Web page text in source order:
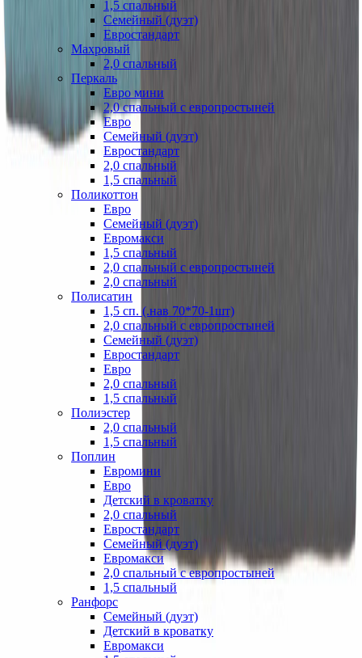
1,5 спальный
Семейный (дуэт)
Евростандарт
Махровый
2,0 спальный
Перкаль
Евро мини
2,0 спальный с европростыней
Евро
Семейный (дуэт)
Евростандарт
2,0 спальный
1,5 спальный
Поликоттон
Евро
Семейный (дуэт)
Евромакси
1,5 спальный
2,0 спальный с европростыней
2,0 спальный
Полисатин
1,5 сп. (.нав 70*70-1шт)
2,0 спальный с европростыней
Семейный (дуэт)
Евростандарт
Евро
2,0 спальный
1,5 спальный
Полиэстер
2,0 спальный
1,5 спальный
Поплин
Евромини
Евро
Детский в кроватку
2,0 спальный
Евростандарт
Семейный (дуэт)
Евромакси
2,0 спальный с европростыней
1,5 спальный
Ранфорс
Семейный (дуэт)
Детский в кроватку
Евромакси